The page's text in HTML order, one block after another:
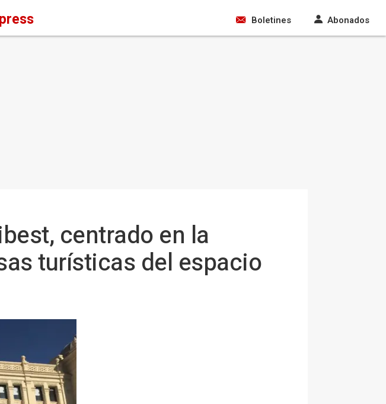
press Boletines Abonados
centrado en la
turísticas del espacio